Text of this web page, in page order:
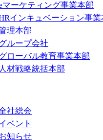
マーケティング事業本部
インキュベーション事業
理本部
グループ会社
グローバル教育事業本部
人材戦略統括本部
社総会
ベント
知らせ